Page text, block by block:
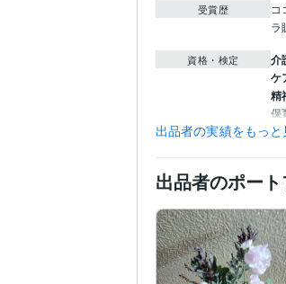
受賞歴 コ
ラ
資格・検定 介
ケ
精
保
社
得意分野 占
学歴 愛
出品者の実績をもっと
出品者のポー